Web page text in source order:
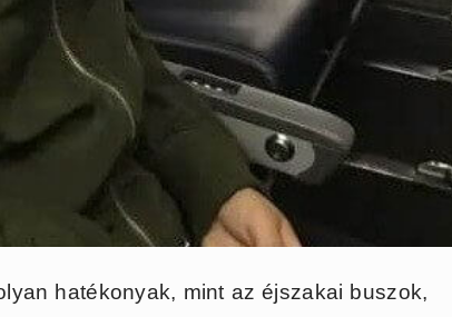
hatékonyak, mint az éjszakai buszok,